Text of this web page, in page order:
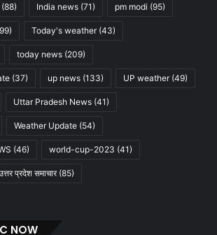
(88) India news (71) pm modi (95)
Today's weather(43)
today news (209)
(37) up news (133) UP weather(49)
Uttar Pradesh News (41)
Weather Update (54)
(46) world-cup-2023 (41)
प्रदेश समाचार(85)
NOW